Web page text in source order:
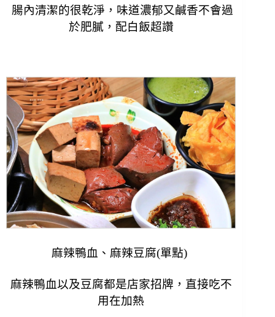
腸內清潔的很乾淨，味道濃郁又鹹香不會過
於肥膩，配白飯超讚
麻辣鴨血、麻辣豆腐(單點)
麻辣鴨血以及豆腐都是店家招牌，直接吃不
用在加熱